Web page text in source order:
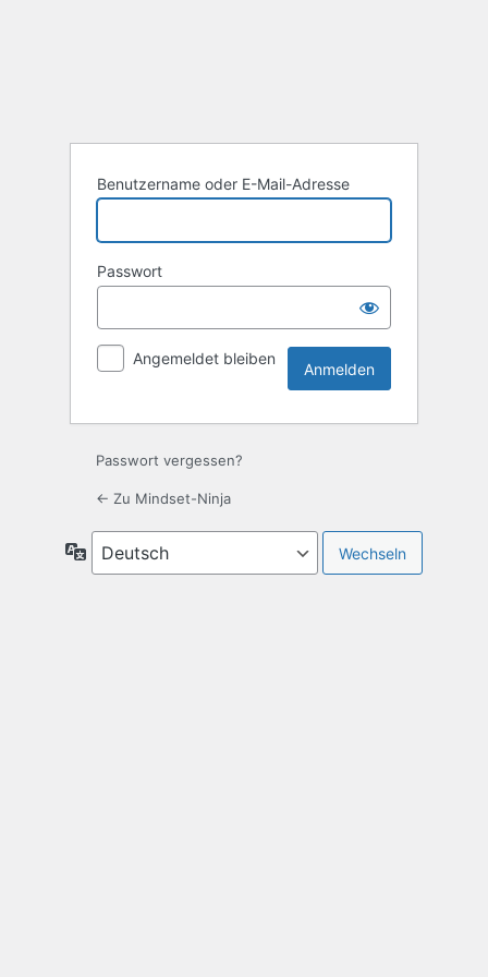
Benutzername oder E-Mail-Adresse
Passwort
Angemeldet bleiben
Passwort vergessen?
← Zu Mindset-Ninja
Sprache